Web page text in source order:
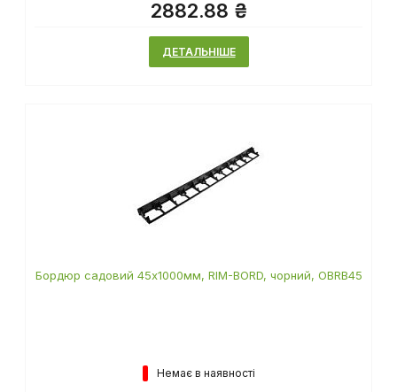
2882.88 ₴
ДЕТАЛЬНІШЕ
Бордюр садовий 45х1000мм, RIM-BORD, чорний, OBRB45
Немає в наявності